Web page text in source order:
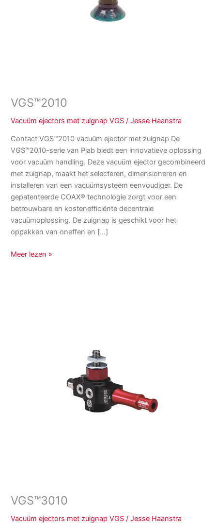
VGS™2010
Vacuüm ejectors met zuignap VGS /Jesse Haanstra
Contact VGS™2010 vacuüm ejector met zuignap De
VGS™2010-serie van Piab biedt een innovatieve oplossing
voor vacuüm handling. Deze vacuüm ejector gecombineerd
met zuignap, maakt het selecteren, dimensioneren en
installeren van een vacuümsysteem eenvoudiger. De
gepatenteerde COAX® technologie zorgt voor een
betrouwbare en kostenefficiënte decentrale
vacuümoplossing. De zuignap is geschikt voor het
oppakken van oneffen en […]
Meer lezen »
VGS™3010
Vacuüm ejectors met zuignap VGS /Jesse Haanstra